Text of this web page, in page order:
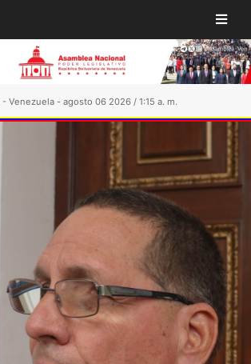
- Venezuela - agosto 06 2026 / 1:15 a. m.